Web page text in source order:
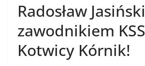
Radosław Jasiński
zawodnikiem KSS
Kotwicy Kórnik!